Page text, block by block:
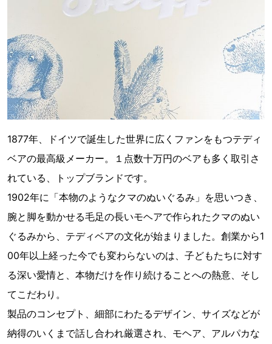
1877年、ドイツで誕生した世界に広くファンをもつテディ
ベアの最高級メーカー。１点数十万円のベアも多く取引さ
れている、トップブランドです。
1902年に「本物のようなクマのぬいぐるみ」を思いつき、
腕と脚を動かせる毛足の長いモヘアで作られたクマのぬい
ぐるみから、テディベアの文化が始まりました。創業から1
00年以上経った今でも変わらないのは、子どもたちに対す
る深い愛情と、本物だけを作り続けることへの熱意、そし
てこだわり。
製品のコンセプト、細部にわたるデザイン、サイズなどが
納得のいくまで話し合われ厳選され、モヘア、アルパカな